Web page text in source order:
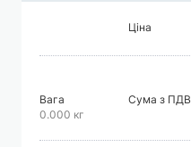
Ціна
Вага
0.000 кг
Сума з ПДВ